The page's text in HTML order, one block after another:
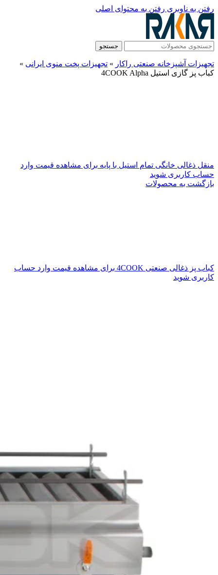
رفتن به ناوبری رفتن به محتوای اصلی
جستجو
تجهیزات آشپزخانه صنعتی راکار » تجهیزات پخت منوی ایرانی »
کباب پز گازی استیل 4COOK Alpha
منقل ذغالی خانگی تمام استیل با پایه برای مشاهده قیمت وارد
حساب کاربری شوید
بازگشت به محصولات
کباب پز ذغالی صنعتی 4COOK
برای مشاهده قیمت وارد حساب
کاربری شوید